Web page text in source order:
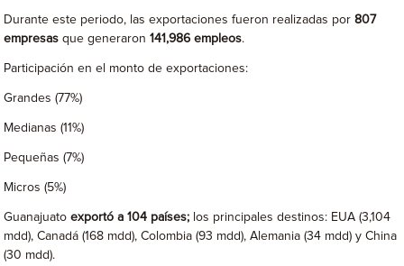
Durante este periodo, las exportaciones fueron realizadas por807
empresas que generaron141,986 empleos.
Participación en el monto de exportaciones:
Grandes (77%)
Medianas (11%)
Pequeñas (7%)
Micros (5%)
Guanajuato exportó a 104 países; los principales destinos: EUA (3,104
mdd), Canadá (168 mdd), Colombia (93 mdd), Alemania (34 mdd) y China
(30 mdd).